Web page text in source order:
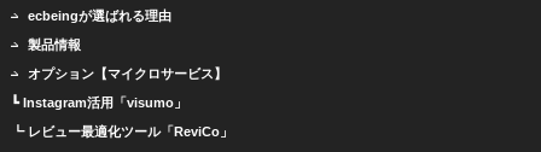
ecbeingが選ばれる理由
製品情報
オプション【マイクロサービス】
┗ Instagram活用「visumo」
┗ レビュー最適化ツール「ReviCo」